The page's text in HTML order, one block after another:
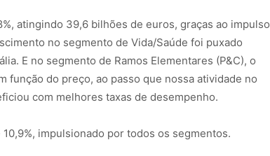
atingindo 39,6 bilhões de euros, graças ao
no segmento de Vida/Saúde foi puxado
E no segmento de Ramos Elementares (P&C), o
função do preço, ao passo que nossa atividade no
com melhores taxas de desempenho.
impulsionado por todos os segmentos.